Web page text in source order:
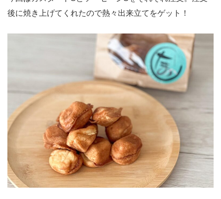
後に焼き上げてくれたので熱々出来立てをゲット！